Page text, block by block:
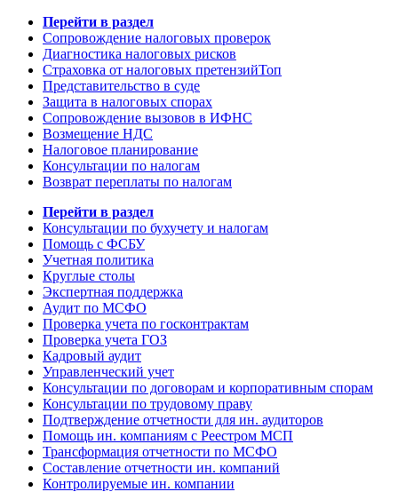
Перейти в раздел
Сопровождение налоговых проверок
Диагностика налоговых рисков
Страховка от налоговых претензийТоп
Представительство в суде
Защита в налоговых спорах
Сопровождение вызовов в ИФНС
Возмещение НДС
Налоговое планирование
Консультации по налогам
Возврат переплаты по налогам
Перейти в раздел
Консультации по бухучету и налогам
Помощь с ФСБУ
Учетная политика
Круглые столы
Экспертная поддержка
Аудит по МСФО
Проверка учета по госконтрактам
Проверка учета ГОЗ
Кадровый аудит
Управленческий учет
Консультации по договорам и корпоративным спорам
Консультации по трудовому праву
Подтверждение отчетности для ин. аудиторов
Помощь ин. компаниям с Реестром МСП
Трансформация отчетности по МСФО
Составление отчетности ин. компаний
Контролируемые ин. компании